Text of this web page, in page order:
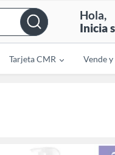
Hola,
Inicia
Tarjeta CMR Vende